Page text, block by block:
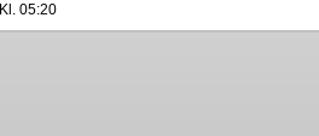
Kl. 05:20